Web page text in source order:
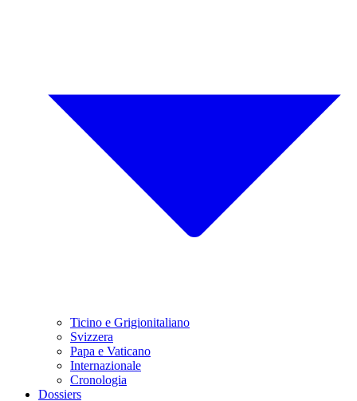
Ticino e Grigionitaliano
Svizzera
Papa e Vaticano
Internazionale
Cronologia
Dossiers